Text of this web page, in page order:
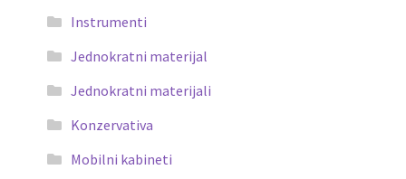
Instrumenti
Jednokratni materijal
Jednokratni materijali
Konzervativa
Mobilni kabineti